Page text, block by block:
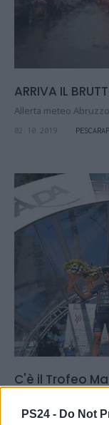
PS24 - Do Not
ARRIVA IL
Allerta meteo
02.10.2019
C'è il Trofeo